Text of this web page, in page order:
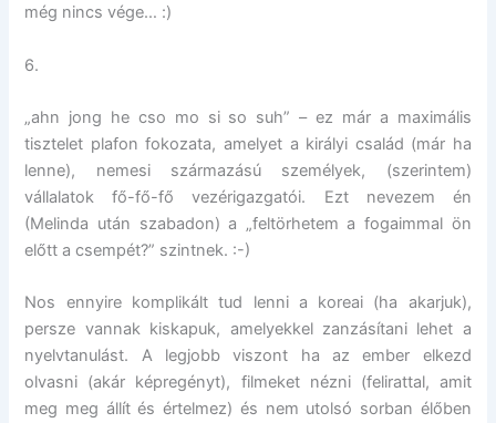
még nincs vége… :)
6.
„ahn jong he cso mo si so suh” – ez már a maximális
tisztelet plafon fokozata, amelyet a királyi család (már ha
lenne), nemesi származású személyek, (szerintem)
vállalatok fő-fő-fő vezérigazgatói. Ezt nevezem én
(Melinda után szabadon) a „feltörhetem a fogaimmal ön
előtt a csempét?” szintnek. :-)
Nos ennyire komplikált tud lenni a koreai (ha akarjuk),
persze vannak kiskapuk, amelyekkel zanzásítani lehet a
nyelvtanulást. A legjobb viszont ha az ember elkezd
olvasni (akár képregényt), filmeket nézni (felirattal, amit
meg meg állít és értelmez) és nem utolsó sorban élőben